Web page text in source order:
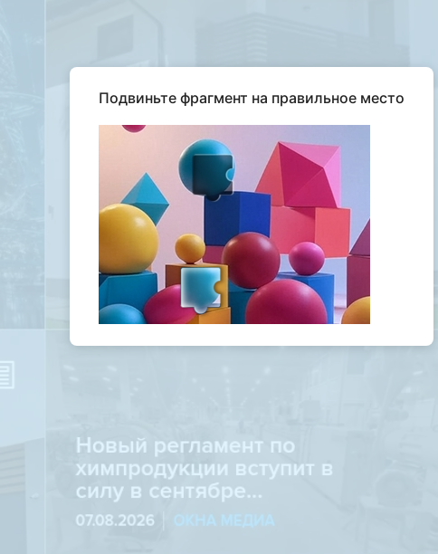
Подвиньте фрагмент на правильное место